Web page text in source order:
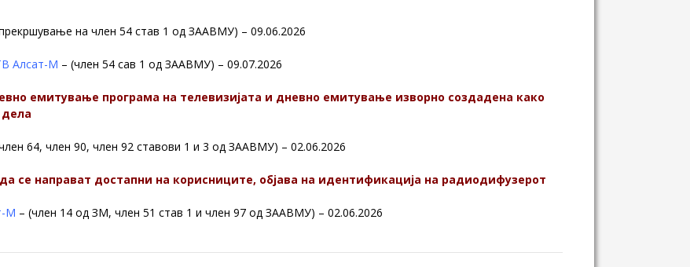
на член 54 став 1 од ЗААВМУ) – 09.06.2026
Алсат-М – (член 54 сав 1 од ЗААВМУ) – 09.07.2026
емитување програма на телевизијата и дневно емитување изворно создадена како
64, член 90, член 92 ставови 1 и 3 од ЗААВМУ) – 02.06.2026
се направат достапни на корисниците, објава на идентификација на радиодифузерот
М – (член 14 од ЗМ, член 51 став 1 и член 97 од ЗААВМУ) – 02.06.2026